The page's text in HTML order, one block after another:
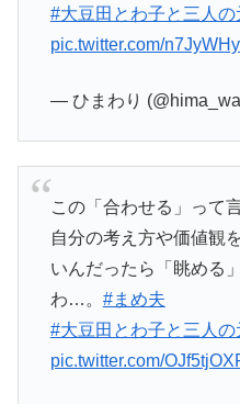
#大豆田とわ子と三人の
pic.twitter.com/
— ひまわり
この「合わせる」って
自分の考え方や価値観
いんだったら「眺める
わ…。 #まめ夫
#大豆田とわ子と三人の
pic.twitter.com/